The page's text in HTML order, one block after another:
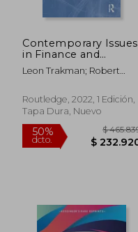
Contemporary Issues
in Finance and
Insolvency law
Volume 1 (en Inglés)
Leon Trakman; Robert
Routledge, 2022, 1 Edición,
Tapa Dura, Nuevo